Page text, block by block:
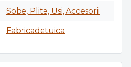
Sobe, Plite, Usi, Accesorii
Fabricadetuica